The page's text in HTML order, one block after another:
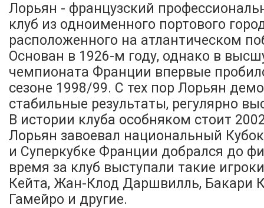
Лорьян - французский
клуб из одноименного портового
расположенного на атлантическом
Основан в 1926-м году, однако в
чемпионата Франции впервые
сезоне 1998/99. С тех пор Лорьян
стабильные результаты, регулярно
В истории клуба особняком стоит
Лорьян завоевал национальный
и Суперкубке Франции добрался до
время за клуб выступали такие
Кейта, Жан-Клод Даршвилль, Бакари
Гамейро и другие.